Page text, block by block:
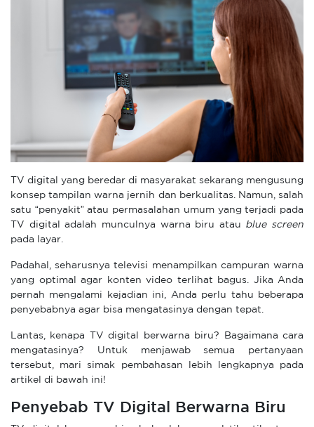
TV digital yang beredar di masyarakat sekarang mengusung
konsep tampilan warna jernih dan berkualitas. Namun, salah
satu “penyakit” atau permasalahan umum yang terjadi pada
TV digital adalah munculnya warna biru atau blue screen
pada layar.
Padahal, seharusnya televisi menampilkan campuran warna
yang optimal agar konten video terlihat bagus. Jika Anda
pernah mengalami kejadian ini, Anda perlu tahu beberapa
penyebabnya agar bisa mengatasinya dengan tepat.
Lantas, kenapa TV digital berwarna biru? Bagaimana cara
mengatasinya? Untuk menjawab semua pertanyaan
tersebut, mari simak pembahasan lebih lengkapnya pada
artikel di bawah ini!
Penyebab TV Digital Berwarna Biru